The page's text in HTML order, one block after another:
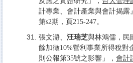
計專業、會計產業與會計揭露
第s2期，頁215-247。
張文瀞、 汪瑞芝與林鴻儒，民
餘加徵10%營利事業所得稅對
則公報第35號之影響」， 會計